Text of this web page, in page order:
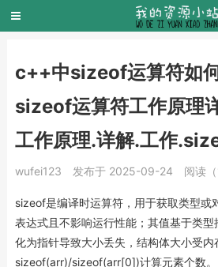
c++中sizeof运算符如
sizeof运算符工作原理
工作原理.详解.工作
wufei123 发布于 2025-09-24 阅读（
sizeof是编译时运算符，用于获取类型或
表达式且不影响运行性能；其值基于类
化为指针导致大小丢失，结构体大小受内
sizeof(arr)/sizeof(arr[0])计算元素个数。